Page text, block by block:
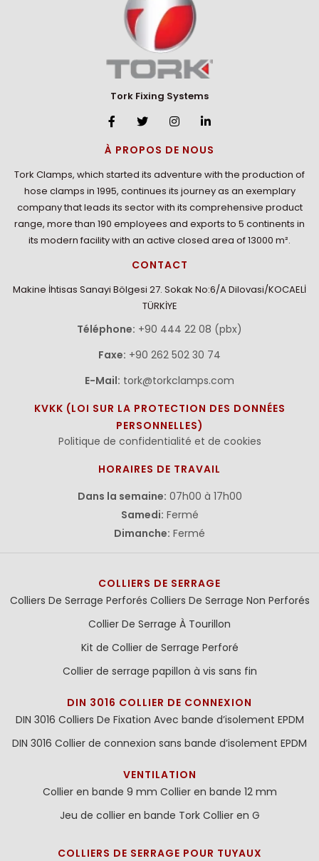
Tork Fixing Systems
À PROPOS DE NOUS
Tork Clamps, which started its adventure with the production of
hose clamps in 1995, continues its journey as an exemplary
company that leads its sector with its comprehensive product
range, more than 190 employees and exports to 5 continents in
its modern facility with an active closed area of 13000 m².
CONTACT
Makine İhtisas Sanayi Bölgesi 27. Sokak No:6/A Dilovasi/KOCAELİ
TÜRKİYE
Téléphone: +90 444 22 08 (pbx)
Faxe: +90 262 502 30 74
E-Mail: tork@torkclamps.com
KVKK (LOI SUR LA PROTECTION DES DONNÉES
PERSONNELLES)
Politique de confidentialité et de cookies
HORAIRES DE TRAVAIL
Dans la semaine: 07h00 à 17h00
Samedi: Fermé
Dimanche: Fermé
COLLIERS DE SERRAGE
Colliers De Serrage Perforés Colliers De Serrage Non Perforés
Collier De Serrage À Tourillon
Kit de Collier de Serrage Perforé
Collier de serrage papillon à vis sans fin
DIN 3016 COLLIER DE CONNEXION
DIN 3016 Colliers De Fixation Avec bande d’isolement EPDM
DIN 3016 Collier de connexion sans bande d’isolement EPDM
VENTILATION
Collier en bande 9 mm Collier en bande 12 mm
Jeu de collier en bande Tork Collier en G
COLLIERS DE SERRAGE POUR TUYAUX